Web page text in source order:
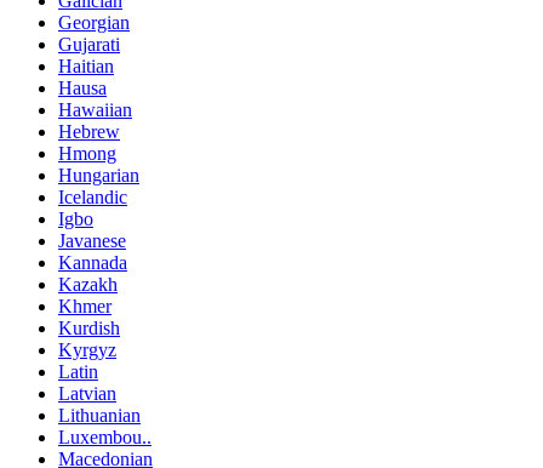
Georgian
Gujarati
Haitian
Hausa
Hawaiian
Hebrew
Hmong
Hungarian
Icelandic
Igbo
Javanese
Kannada
Kazakh
Khmer
Kurdish
Kyrgyz
Latin
Latvian
Lithuanian
Luxembou..
Macedonian